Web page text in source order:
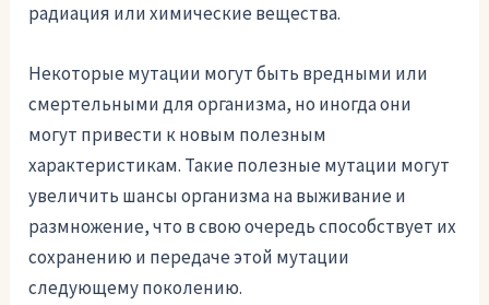
радиация или химические вещества.
Некоторые мутации могут быть вредными или
смертельными для организма, но иногда они
могут привести к новым полезным
характеристикам. Такие полезные мутации могут
увеличить шансы организма на выживание и
размножение, что в свою очередь способствует их
сохранению и передаче этой мутации
следующему поколению.